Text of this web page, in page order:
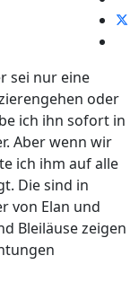
sei nur eine
oder
ich ihn sofort in
Aber wenn wir
ich ihm auf alle
Die sind in
von Elan und
Bleiläuse zeigen